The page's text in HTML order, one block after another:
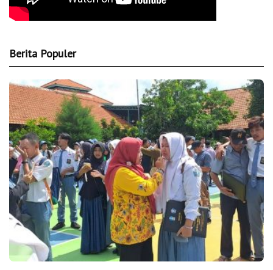
Berita Populer